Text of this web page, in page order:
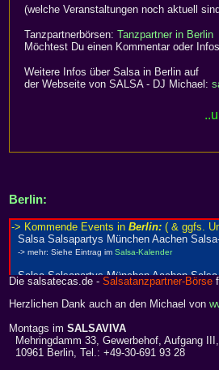
(welche Veranstaltungen noch aktuell
Tanzpartnerbörsen: Tanzpartner in Berlin
Möchtest Du einen Kommentar oder
Weitere Infos über Salsa in Berlin auf
der Webseite von SALSA - DJ Michael:
Berlin:
Die salsatecas.de - Salsatanzpartner-Börse
Herzlichen Dank auch an den Michael von
Montags im SALSAVIVA
Mehringdamm 33, Gewerbehof, Aufgang
10961 Berlin, Tel.: +49-30-691 93 28